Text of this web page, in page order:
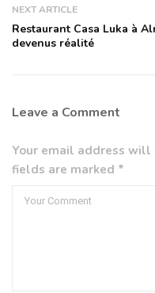
NEXT ARTICLE
Restaurant Casa Luka à
devenus réalité
Leave a Comment
Your email address will
fields are marked *